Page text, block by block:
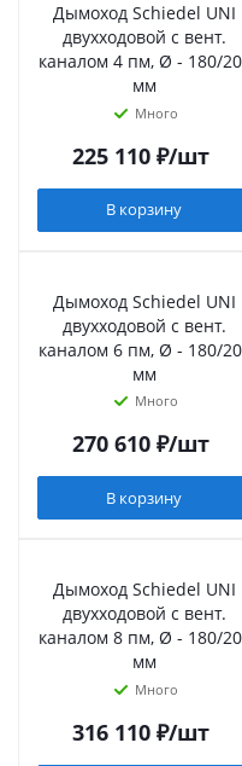
Дымоход Schiedel UNI
двухходовой с вент.
каналом 4 пм, Ø - 180/
мм
Много
225 110₽/шт
В корзину
Дымоход Schiedel UNI
двухходовой с вент.
каналом 6 пм, Ø - 180/
мм
Много
270 610₽/шт
В корзину
Дымоход Schiedel UNI
двухходовой с вент.
каналом 8 пм, Ø - 180/
мм
Много
316 110₽/шт